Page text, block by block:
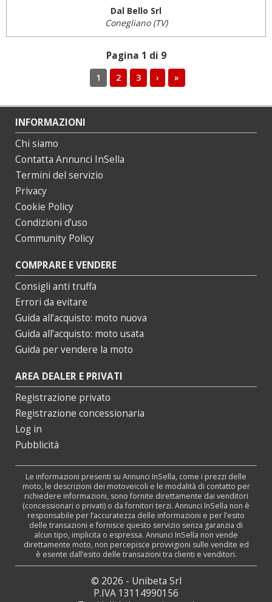
Dal Bello Srl
Conegliano (TV)
Pagina 1 di 9
1 2 3 › »
INFORMAZIONI
Chi siamo
Contatta Annunci InSella
Termini del servizio
Privacy
Cookie Policy
Condizioni d’uso
Community Policy
COMPRARE E VENDERE
Consigli anti truffa
Errori da evitare
Guida all’acquisto: moto nuova
Guida all’acquisto: moto usata
Guida per vendere la moto
AREA DEALER E PRIVATI
Registrazione privato
Registrazione concessionaria
Log in
Pubblicità
Le informazioni presenti su Annunci InSella, come i prezzi delle
moto, le descrizioni dei motoveicoli e le modalità di contatto per
richiedere informazioni, sono fornite direttamente dai venditori
(concessionari o privati) o da fornitori terzi. Annunci InSella non è
responsabile per l’accuratezza delle informazioni e per l’esito
delle transazioni e fornisce questo servizio senza garanzia di
alcun tipo, implicita o espressa. Annunci InSella non vende
direttamente moto, non percepisce provvigioni sulle vendite ed
è esente dall’esito delle transazioni tra clienti e venditori.
© 2026 - Unibeta Srl
P.IVA 13114990156